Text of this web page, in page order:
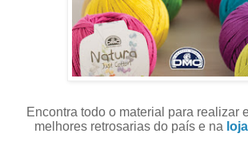
Encontra todo o material para realizar
melhores retrosarias do país e na